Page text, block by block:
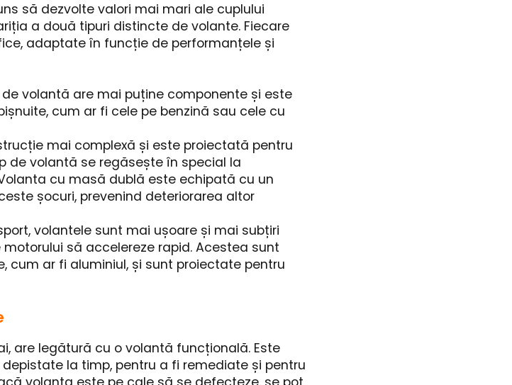
să dezvolte valori mai mari ale cuplului
a două tipuri distincte de volante. Fiecare
adaptate în funcție de performanțele și
volantă are mai puține componente și este
cum ar fi cele pe benzină sau cele cu
mai complexă și este proiectată pentru
de volantă se regăsește în special la
cu masă dublă este echipată cu un
șocuri, prevenind deteriorarea altor
volantele sunt mai ușoare și mai subțiri
să accelereze rapid. Acestea sunt
cum ar fi aluminiul, și sunt proiectate pentru
are legătură cu o volantă funcțională. Este
la timp, pentru a fi remediate și pentru